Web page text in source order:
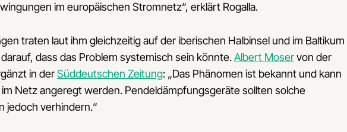
im europäischen Stromnetz“, erklärt Rogalla.
traten laut ihm gleichzeitig auf der iberischen Halbinsel und im Baltikum
dass das Problem systemisch sein könnte.Albert Moservon der
in derSüddeutschen Zeitung: „Das Phänomen ist bekannt und kann
Netz angeregt werden. Pendeldämpfungsgeräte sollten solche
jedoch verhindern.“